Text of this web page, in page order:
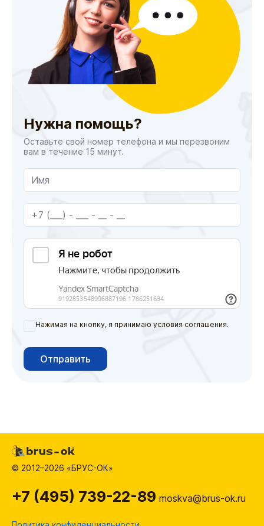
Нужна помощь?
Оставьте свой номер телефона и мы перезвоним
вам в течение 15 минут.
Нажимая на кнопку, я принимаю условия соглашения.
Отправить
© 2012–2026 «БРУС-ОК»
+7 (495) 739-22-89 moskva@brus-ok.ru